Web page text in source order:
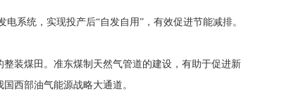
系统，实现投产后“自发自用”，有效促进节能减排。
装煤田。准东煤制天然气管道的建设，有助于促进新
西部油气能源战略大通道。